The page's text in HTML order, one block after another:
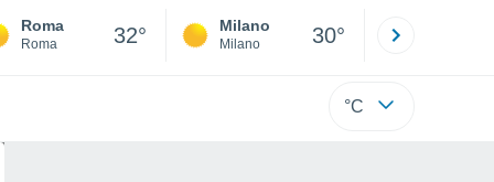
Roma
Roma 32° Milano
Milano 30°
°C